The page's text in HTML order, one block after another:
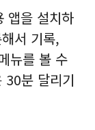
있습니다.
민, Fitbit
앱을 설치하
서 기록,
뉴를 볼 수
30분 달리기